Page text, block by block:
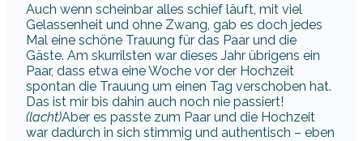
Auch wenn scheinbar alles schief läuft, mit viel
Gelassenheit und ohne Zwang, gab es doch jedes
Mal eine schöne Trauung für das Paar und die
Gäste. Am skurrilsten war dieses Jahr übrigens ein
Paar, dass etwa eine Woche vor der Hochzeit
spontan die Trauung um einen Tag verschoben hat.
Das ist mir bis dahin auch noch nie passiert!
(lacht)Aber es passte zum Paar und die Hochzeit
war dadurch in sich stimmig und authentisch – eben